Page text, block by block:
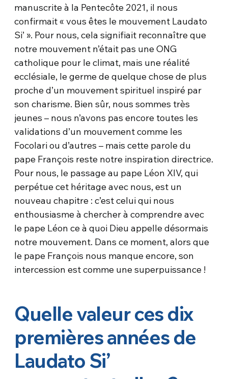
manuscrite à la Pentecôte 2021, il nous
confirmait « vous êtes le mouvement Laudato
Si’ ». Pour nous, cela signifiait reconnaître que
notre mouvement n’était pas une ONG
catholique pour le climat, mais une réalité
ecclésiale, le germe de quelque chose de plus
proche d’un mouvement spirituel inspiré par
son charisme. Bien sûr, nous sommes très
jeunes – nous n’avons pas encore toutes les
validations d’un mouvement comme les
Focolari ou d’autres – mais cette parole du
pape François reste notre inspiration directrice.
Pour nous, le passage au pape Léon XIV, qui
perpétue cet héritage avec nous, est un
nouveau chapitre : c’est celui qui nous
enthousiasme à chercher à comprendre avec
le pape Léon ce à quoi Dieu appelle désormais
notre mouvement. Dans ce moment, alors que
le pape François nous manque encore, son
intercession est comme une superpuissance !
Quelle valeur ces dix
premières années de
Laudato Si’